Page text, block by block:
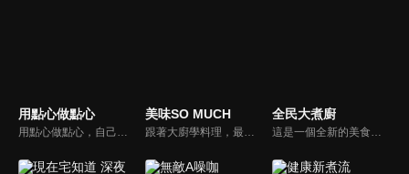
用點心做點心 美味SO MUCH 全民大煮廚